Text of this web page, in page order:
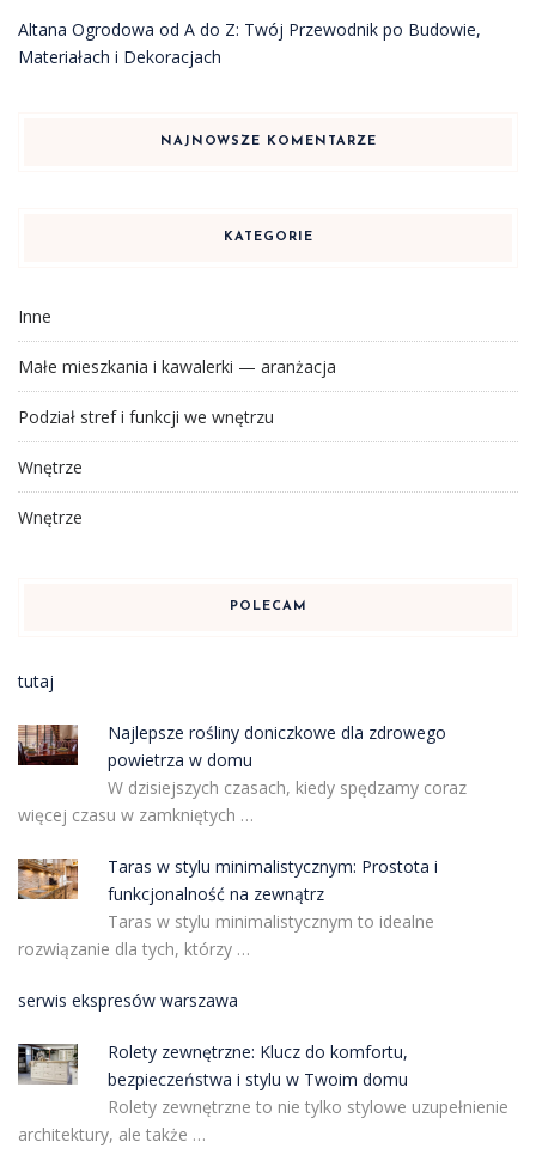
Altana Ogrodowa od A do Z: Twój Przewodnik po Budowie,
Materiałach i Dekoracjach
NAJNOWSZE KOMENTARZE
KATEGORIE
Inne
Małe mieszkania i kawalerki — aranżacja
Podział stref i funkcji we wnętrzu
Wnętrze
Wnętrze
POLECAM
tutaj
Najlepsze rośliny doniczkowe dla zdrowego
powietrza w domu
W dzisiejszych czasach, kiedy spędzamy coraz
więcej czasu w zamkniętych …
Taras w stylu minimalistycznym: Prostota i
funkcjonalność na zewnątrz
Taras w stylu minimalistycznym to idealne
rozwiązanie dla tych, którzy …
serwis ekspresów warszawa
Rolety zewnętrzne: Klucz do komfortu,
bezpieczeństwa i stylu w Twoim domu
Rolety zewnętrzne to nie tylko stylowe uzupełnienie
architektury, ale także …